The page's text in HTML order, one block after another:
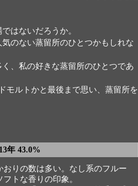
はないだろうか。
のない蒸留所のひとつかもしれな
、私の好きな蒸留所のひとつであ
モルトかと最後まで思い、蒸留所を
年 43.0%
おりの数は多い。なし系のフルー
トな香りの印象。